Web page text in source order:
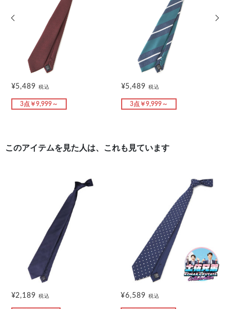
¥5,489税込
3点￥9,999～
¥5,489税込
3点￥9,999～
前の画像
このアイテムを見た人は、これも見ています
¥2,189税込 ¥6,589 税込